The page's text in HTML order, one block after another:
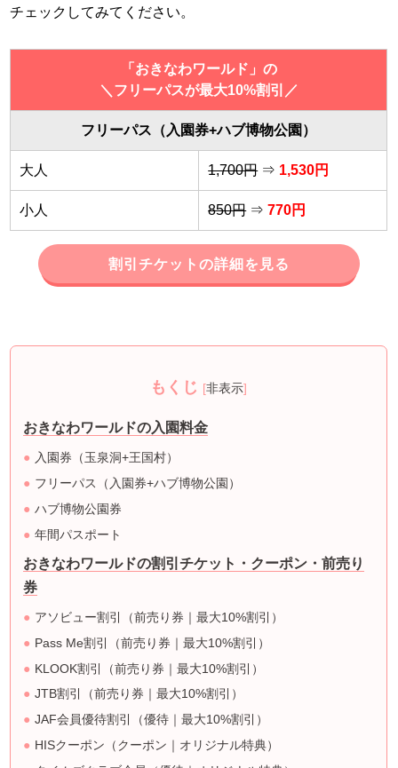
チェックしてみてください。
「おきなわワールド」の
＼フリーパスが最大10%割引／
フリーパス（入園券+ハブ博物公園）
大人 1,700円⇒ 1,530円
小人 850円⇒770円
割引チケットの詳細を見る
もくじ [非表示]
おきなわワールドの入園料金
入園券（玉泉洞+王国村）
フリーパス（入園券+ハブ博物公園）
ハブ博物公園券
年間パスポート
おきなわワールドの割引チケット・クーポン・前売り
券
アソビュー割引（前売り券｜最大10%割引）
Pass Me割引（前売り券｜最大10%割引）
KLOOK割引（前売り券｜最大10%割引）
JTB割引（前売り券｜最大10%割引）
JAF会員優待割引（優待｜最大10%割引）
HISクーポン（クーポン｜オリジナル特典）